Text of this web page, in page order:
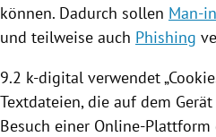
können. Dadurch sollen Man-
und teilweise auch Phishing
9.2 k-digital verwendet „
Textdateien, die auf dem
Besuch einer Online-